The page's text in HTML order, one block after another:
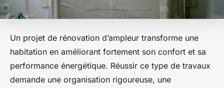
Un projet de rénovation d’ampleur transforme une
habitation en améliorant fortement son confort et sa
performance énergétique. Réussir ce type de travaux
demande une organisation rigoureuse, une